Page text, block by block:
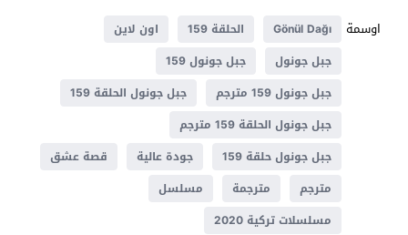
اوسمة
Gönül Dağı الحلقة 159
اون لاين
جبل جونول
جبل جونول 159
جبل جونول 159 مترجم
جبل جونول الحلقة 159
جبل جونول الحلقة 159 مترجم
جبل جونول حلقة 159
جودة عالية
قصة عشق
مترجم
مترجمة
مسلسل
مسلسلات تركية 2020